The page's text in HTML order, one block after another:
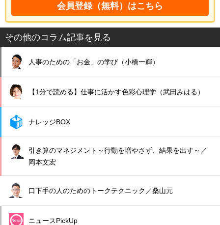
会員登録（無料）はこちら
その他のコラム記事を見る
人事のための「お金」の学び（小橋一輝）
【1分で読める】仕事に活かす色彩心理学（武田みはる）
ナレッジBOX
引き算のマネジメント～行動を増やさず、結果を出す～／
岡本文宏
口下手の人のためのトークテクニック／桑山元
ニュースPickUp